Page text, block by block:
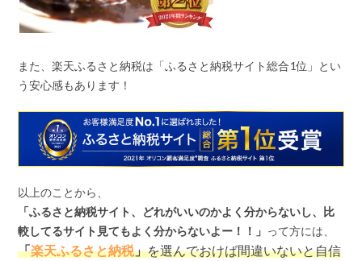
また、楽天ふるさと納税は「ふるさと納税サイト総合1位」とい
う安心感もあります！
以上のことから、
「ふるさと納税サイト、どれがいいのかよく分からないし、比
較してるサイト見てもよく分からないよー！！」 って方には、
「楽天ふるさと納税」を選んでおけば間違いないと自信